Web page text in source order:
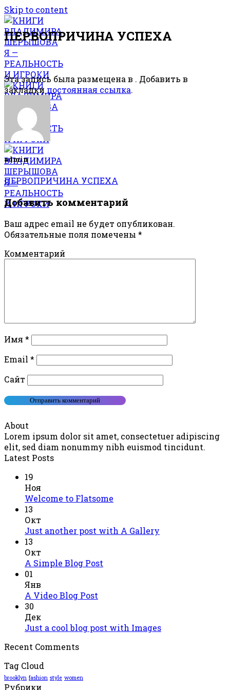
Skip to content
ПЕРВОПРИЧИНА УСПЕХА
Эта запись была размещена в . Добавить в
закладки постоянная ссылка.
admin
ПЕРВОПРИЧИНА УСПЕХА
Добавить комментарий
Ваш адрес email не будет опубликован.
Обязательные поля помечены *
Комментарий
Имя *
Email *
Сайт
About
Lorem ipsum dolor sit amet, consectetuer adipiscing
elit, sed diam nonummy nibh euismod tincidunt.
Latest Posts
19
Ноя
Welcome to Flatsome
13
Окт
Just another post with A Gallery
13
Окт
A Simple Blog Post
01
Янв
A Video Blog Post
30
Дек
Just a cool blog post with Images
Recent Comments
Tag Cloud
brooklyn fashion style women
Рубрики